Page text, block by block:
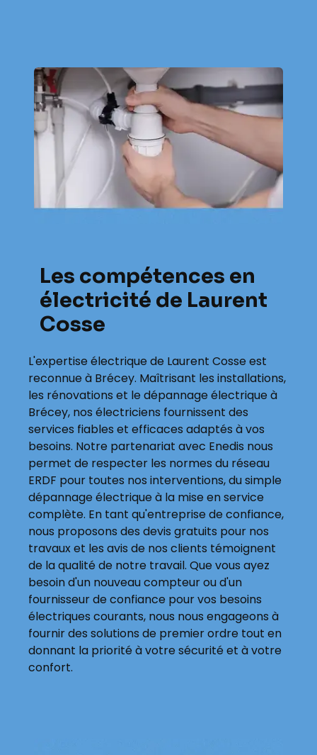
Les compétences en
électricité de Laurent
Cosse
L'expertise électrique de Laurent Cosse est
reconnue à Brécey. Maîtrisant les installations,
les rénovations et le dépannage électrique à
Brécey, nos électriciens fournissent des
services fiables et efficaces adaptés à vos
besoins. Notre partenariat avec Enedis nous
permet de respecter les normes du réseau
ERDF pour toutes nos interventions, du simple
dépannage électrique à la mise en service
complète. En tant qu'entreprise de confiance,
nous proposons des devis gratuits pour nos
travaux et les avis de nos clients témoignent
de la qualité de notre travail. Que vous ayez
besoin d'un nouveau compteur ou d'un
fournisseur de confiance pour vos besoins
électriques courants, nous nous engageons à
fournir des solutions de premier ordre tout en
donnant la priorité à votre sécurité et à votre
confort.